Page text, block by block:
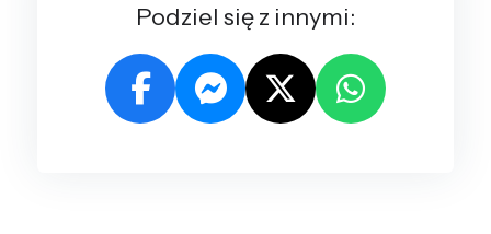
Podziel się z innymi: